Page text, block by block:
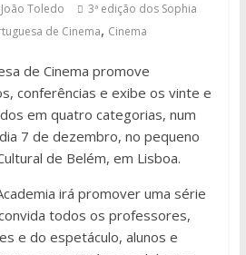
João Toledo
3ª edição dos Sophia
de Cinema, Cinema
de Cinema promove
conferências e exibe os vinte e
em quatro categorias, num
7 de dezembro, no pequeno
de Belém, em Lisboa.
irá promover uma série
todos os professores,
e do espetáculo, alunos e